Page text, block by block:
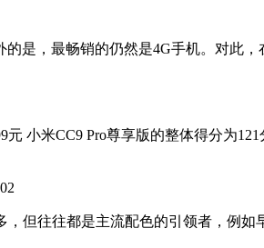
是，最畅销的仍然是4G手机。对此
小米CC9 Pro尊享版的整体得分为
但往往都是主流配色的引领者，例